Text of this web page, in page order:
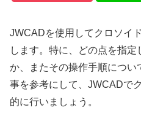
JWCADを使用してクロソイ
します。特に、どの点を指
か、またその操作手順につ
事を参考にして、JWCADで
的に行いましょう。